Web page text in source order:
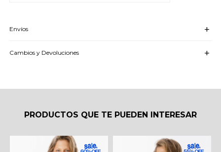
Envíos
Cambios y Devoluciones
PRODUCTOS QUE TE PUEDEN INTERESAR